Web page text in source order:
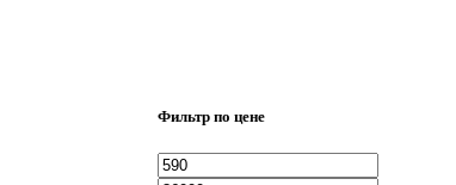
Фильтр по цене